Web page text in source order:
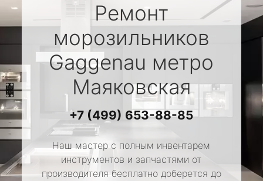
Ремонт
морозильников
Gaggenau метро
Маяковская
+7 (499) 653-88-85
Наш мастер с полным инвентарем
инструментов и запчастями от
производителя бесплатно доберется до